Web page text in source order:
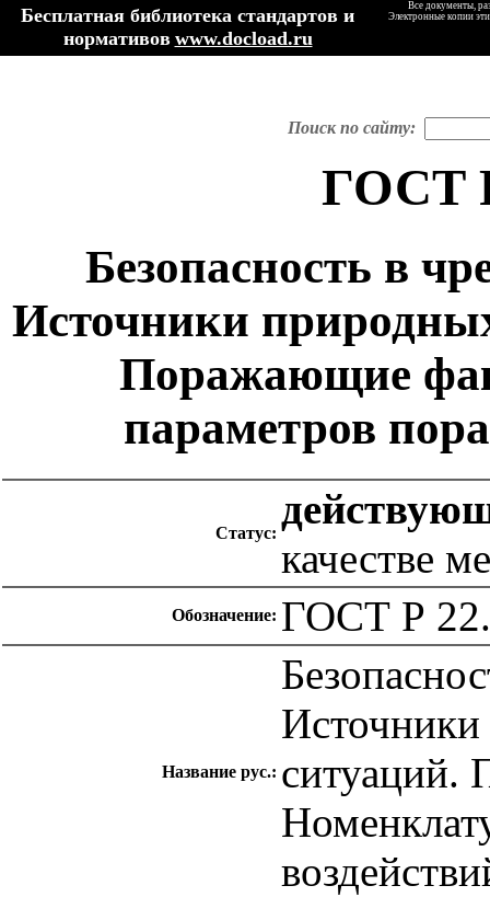
Бесплатная библиотека стандартов и
нормативов www.docload.ru
Все документы,
Электронные копии
Поиск по сайту:
ГОСТ
Безопасность в
Источники
Поражающие
параметров
Статус:
качестве
Обозначение: ГОСТ Р
Название рус.: ситуаций.